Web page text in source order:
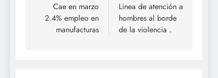
entradas
Cae en marzo
2.4% empleo en
manufacturas
Linea de atención a
hombres al borde
de la violencia .